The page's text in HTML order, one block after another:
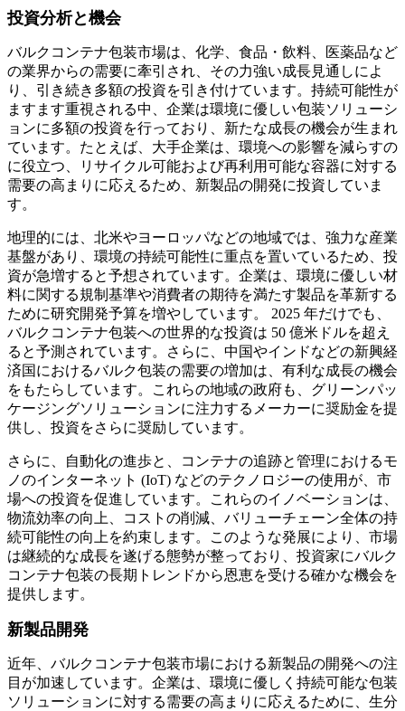
投資分析と機会
バルクコンテナ包装市場は、化学、食品・飲料、医薬品など
の業界からの需要に牽引され、その力強い成長見通しによ
り、引き続き多額の投資を引き付けています。持続可能性が
ますます重視される中、企業は環境に優しい包装ソリューシ
ョンに多額の投資を行っており、新たな成長の機会が生まれ
ています。たとえば、大手企業は、環境への影響を減らすの
に役立つ、リサイクル可能および再利用可能な容器に対する
需要の高まりに応えるため、新製品の開発に投資していま
す。
地理的には、北米やヨーロッパなどの地域では、強力な産業
基盤があり、環境の持続可能性に重点を置いているため、投
資が急増すると予想されています。企業は、環境に優しい材
料に関する規制基準や消費者の期待を満たす製品を革新する
ために研究開発予算を増やしています。 2025 年だけでも、
バルクコンテナ包装への世界的な投資は 50 億米ドルを超え
ると予測されています。さらに、中国やインドなどの新興経
済国におけるバルク包装の需要の増加は、有利な成長の機会
をもたらしています。これらの地域の政府も、グリーンパッ
ケージングソリューションに注力するメーカーに奨励金を提
供し、投資をさらに奨励しています。
さらに、自動化の進歩と、コンテナの追跡と管理におけるモ
ノのインターネット (IoT) などのテクノロジーの使用が、市
場への投資を促進しています。これらのイノベーションは、
物流効率の向上、コストの削減、バリューチェーン全体の持
続可能性の向上を約束します。このような発展により、市場
は継続的な成長を遂げる態勢が整っており、投資家にバルク
コンテナ包装の長期トレンドから恩恵を受ける確かな機会を
提供します。
新製品開発
近年、バルクコンテナ包装市場における新製品の開発への注
目が加速しています。企業は、環境に優しく持続可能な包装
ソリューションに対する需要の高まりに応えるために、生分